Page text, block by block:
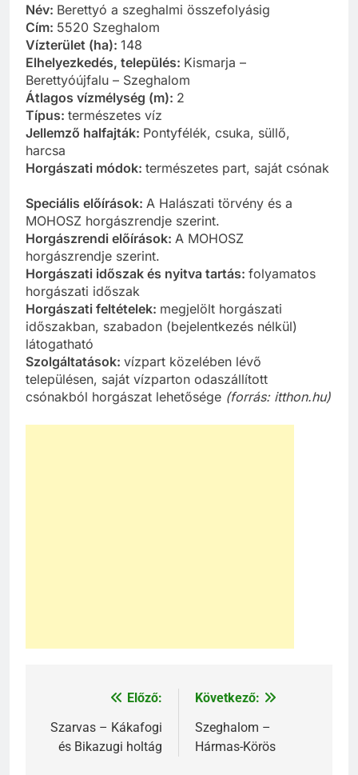
Név: Berettyó a szeghalmi összefolyásig
Cím: 5520 Szeghalom
Vízterület (ha): 148
Elhelyezkedés, település: Kismarja –
Berettyóújfalu – Szeghalom
Átlagos vízmélység (m): 2
Típus: természetes víz
Jellemző halfajták: Pontyfélék, csuka, süllő,
harcsa
Horgászati módok: természetes part, saját csónak
Speciális előírások: A Halászati törvény és a
MOHOSZ horgászrendje szerint.
Horgászrendi előírások: A MOHOSZ
horgászrendje szerint.
Horgászati időszak és nyitva tartás: folyamatos
horgászati időszak
Horgászati feltételek: megjelölt horgászati
időszakban, szabadon (bejelentkezés nélkül)
látogatható
Szolgáltatások: vízpart közelében lévő
településen, saját vízparton odaszállított
csónakból horgászat lehetősége (forrás: itthon.hu)
Bejegyzés
navigáció
Előző:
Szarvas – Kákafogi
és Bikazugi holtág
Következő:
Szeghalom –
Hármas-Körös